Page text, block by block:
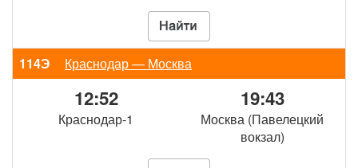
114Э Краснодар — Москва
12:52
Краснодар-1
19:43
Москва (Павелецкий
вокзал)